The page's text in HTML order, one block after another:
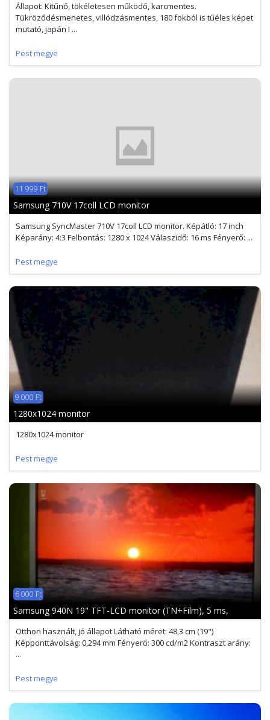
Állapot: Kitűnő, tökéletesen működő, karcmentes.
Tükröződésmenetes, villódzásmentes, 180 fokból is tűéles képet
mutató, japán I ...
Pest megye
11 999 Ft
Samsung 710V 17coll LCD monitor
Samsung SyncMaster 710V 17coll LCD monitor. Képátló: 17 inch
Képarány: 4:3 Felbontás: 1280 x 1024 Válaszidő: 16 ms Fényerő: ...
Pest megye
9 000 Ft
1280x1024 monitor
1280x1024 monitor
Pest megye
6 000 Ft
Samsung 940N 19" TFT-LCD monitor (TN+Film), 5 ms,
Otthon használt, jó állapot Látható méret: 48,3 cm (19")
Képponttávolság: 0,294 mm Fényerő: 300 cd/m2 Kontraszt arány:
...
Pest megye